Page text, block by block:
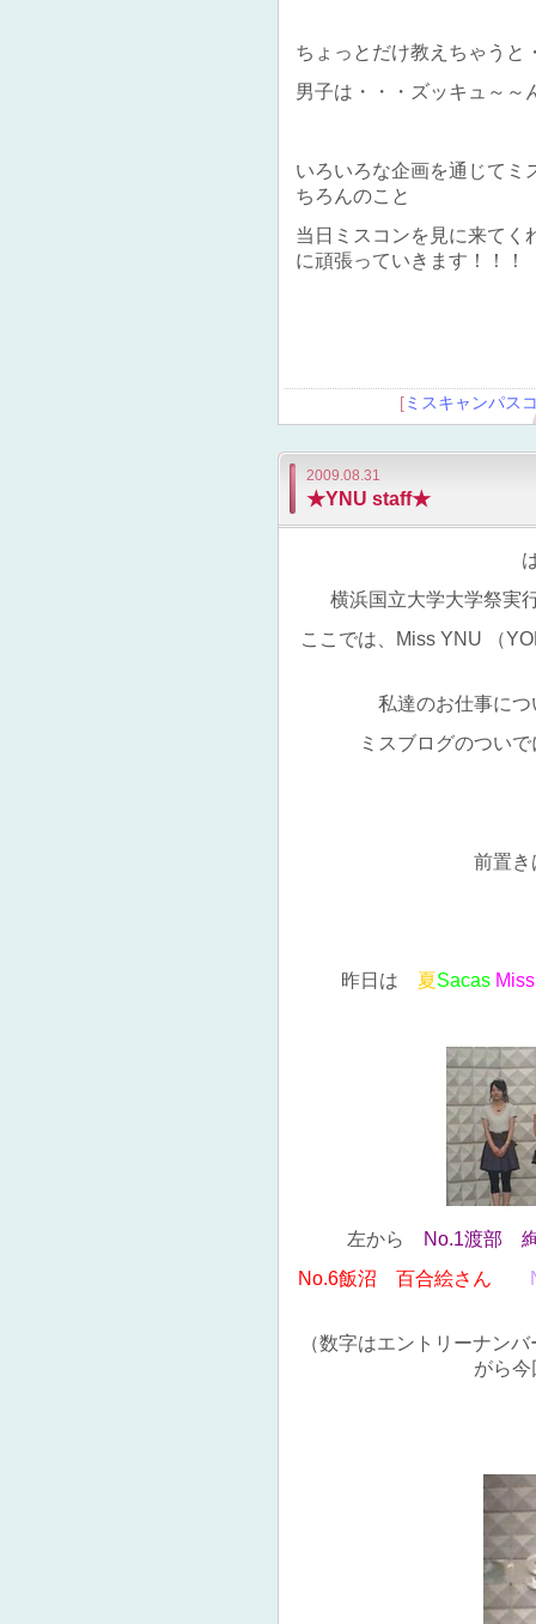
ちょっとだけ教えちゃうと
男子は・・・ズッキュ～
いろいろな企画を通じてミ
ちろんのこと
当日ミスコンを見に来てく
に頑張っていきます！！！
[ミスキャンパス
2009.08.31
★YNU staff★
横浜国立大学大学祭実
ここでは、Miss YNU （
私達のお仕事に
ミスブログのつい
前置き
昨日は 夏Sacas
左から
No.1渡部
No.6飯沼 百合絵さん
（数字はエントリーナン
がら